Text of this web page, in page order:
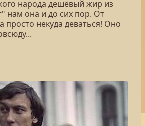
народа дешёвый жир из
нам она и до сих пор. От
просто некуда деваться! Оно